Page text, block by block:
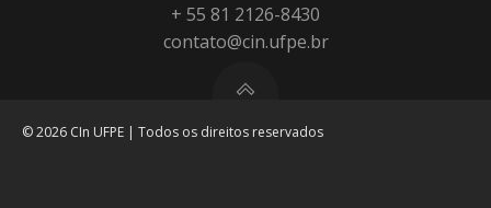
+ 55 81 2126-8430
contato@cin.ufpe.br
© 2026 CIn UFPE | Todos os direitos reservados